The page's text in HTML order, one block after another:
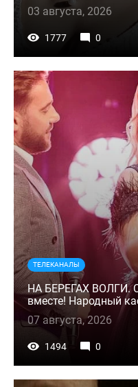
03 августа, 2026
1777 0
ТЕЛЕКАНАЛЫ
НА БЕРЕГАХ ВОЛГИ.
вместе! Народный
07 августа, 2026
1494 0